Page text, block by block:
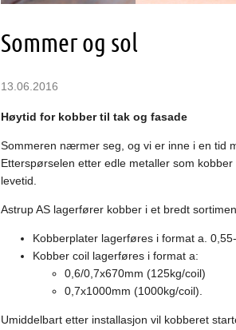
Sommer og sol
13.06.2016
Høytid for kobber til tak og fasade
Sommeren nærmer seg, og vi er inne i en tid
Etterspørselen etter edle metaller som
levetid.
Astrup AS lagerfører kobber i et bredt
Kobberplater lagerføres i format a.
Kobber coil lagerføres i format a:
0,6/0,7x670mm (125kg/coil)
0,7x1000mm (1000kg/coil).
Umiddelbart etter installasjon vil kobberet